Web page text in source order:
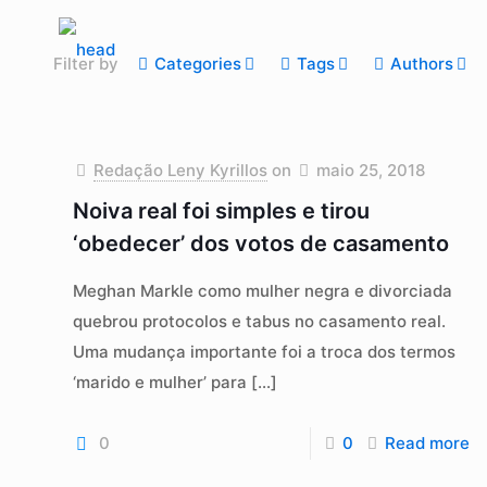
Filter by Categories Tags Authors
Redação Leny Kyrillos on maio 25, 2018
Noiva real foi simples e tirou
‘obedecer’ dos votos de casamento
Meghan Markle como mulher negra e divorciada
quebrou protocolos e tabus no casamento real.
Uma mudança importante foi a troca dos termos
‘marido e mulher’ para […]
0 0 Read more